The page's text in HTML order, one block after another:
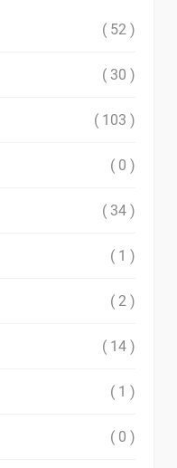
( 52 )
( 30 )
( 103 )
( 0 )
( 34 )
( 1 )
( 2 )
( 14 )
( 1 )
( 0 )